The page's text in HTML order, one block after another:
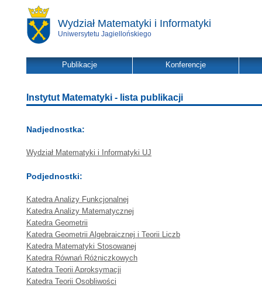
Wydział Matematyki i Informatyki
Uniwersytetu Jagiellońskiego
Publikacje Konferencje
Instytut Matematyki - lista publikacji
Nadjednostka:
Wydział Matematyki i Informatyki UJ
Podjednostki:
Katedra Analizy Funkcjonalnej
Katedra Analizy Matematycznej
Katedra Geometrii
Katedra Geometrii Algebraicznej i Teorii Liczb
Katedra Matematyki Stosowanej
Katedra Równań Różniczkowych
Katedra Teorii Aproksymacji
Katedra Teorii Osobliwości